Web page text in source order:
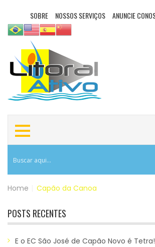
SOBRE NOSSOS SERVIÇOS ANUNCIE
Home Capão da Canoa
POSTS RECENTES
E o EC São José de Capão Novo é